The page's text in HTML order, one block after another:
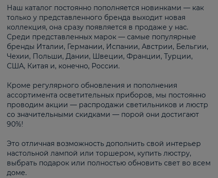
Наш каталог постоянно пополняется новинками — как
только у представленного бренда выходит новая
коллекция, она сразу появляется в продаже у нас.
Среди представленных марок — самые популярные
бренды Италии, Германии, Испании, Австрии, Бельгии,
Чехии, Польши, Дании, Швеции, Франции, Турции,
США, Китая и, конечно, России.
Кроме регулярного обновления и пополнения
ассортимента осветительных приборов, мы постоянно
проводим акции — распродажи светильников и люстр
со значительными скидками — порой они достигают
90%!
Это отличная возможность дополнить свой интерьер
настольной лампой или торшером, купить люстру,
выбрать подарок или полностью обновить свет во всем
доме.